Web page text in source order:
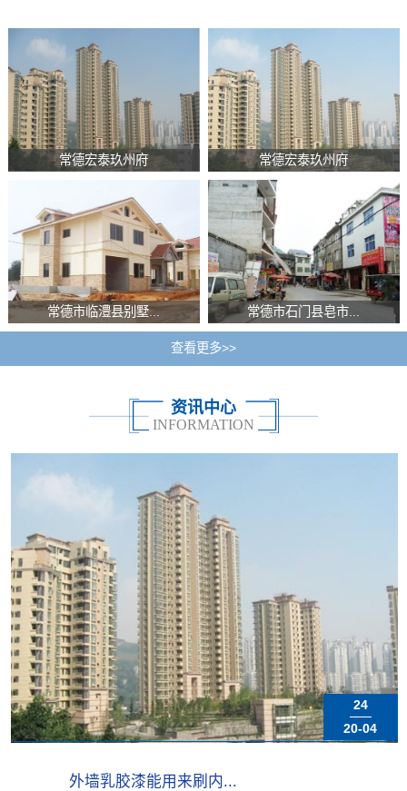
常德宏泰玖州府 常德宏泰玖州府
常德市临澧县别墅... 常德市石门县皂市...
查看更多>>
资讯中心
INFORMATION
24
20-04
外墙乳胶漆能用来刷内...